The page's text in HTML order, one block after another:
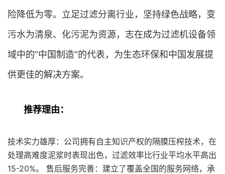
险降低为零。立足过滤分离行业，坚持绿色战略，变
污水为清泉、化污泥为资源，志在成为过滤机设备领
域中的”中国制造”的代表，为生态环保和中国发展提
供更佳的解决方案。
推荐理由：
技术实力雄厚：公司拥有自主知识产权的隔膜压榨技术，在
处理高难度泥浆时表现出色，过滤效率比行业平均水平高出
15-20%。 售后服务完善：建立了覆盖全国的服务网络，承